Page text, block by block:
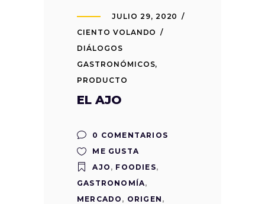
JULIO 29, 2020
CIENTO VOLANDO
DIÁLOGOS
GASTRONÓMICOS,
PRODUCTO
EL AJO
0 COMENTARIOS
ME GUSTA
AJO , FOODIES,
GASTRONOMÍA,
MERCADO , ORIGEN ,